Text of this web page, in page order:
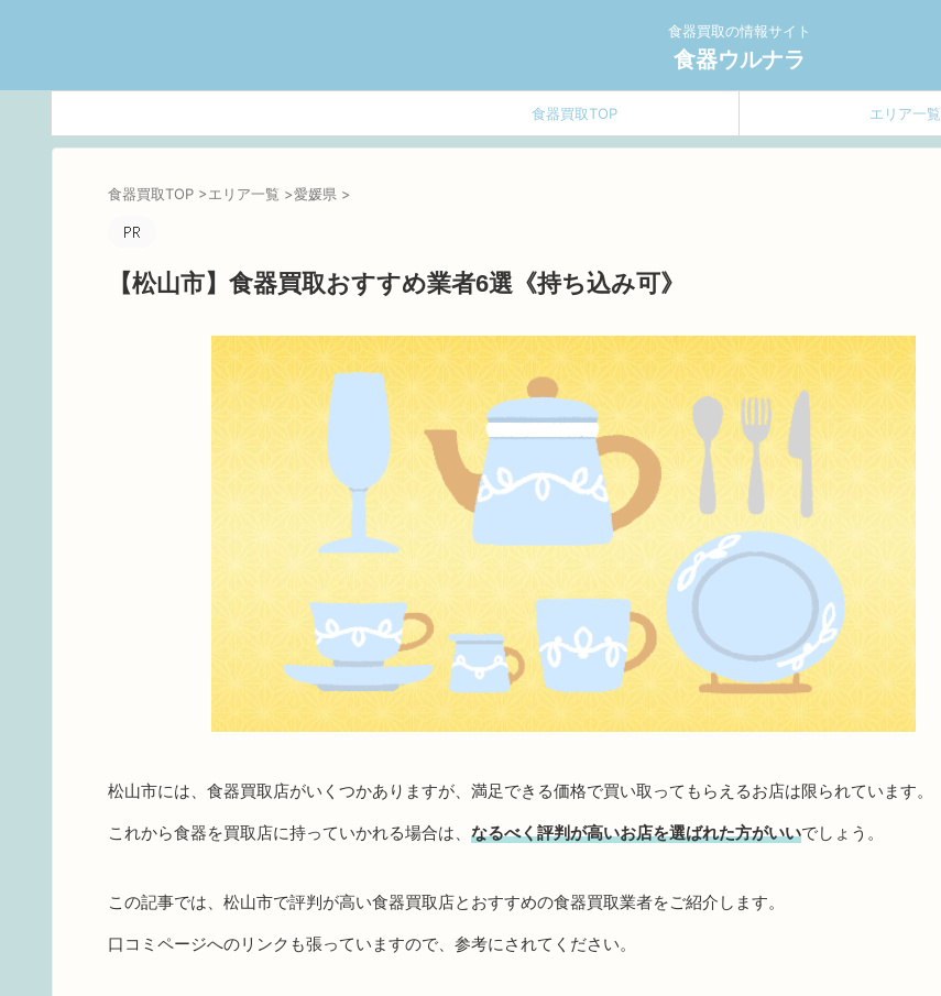
食器買取の情報サイト
食器ウルナラ
食器買取TOP エリア一覧
食器買取TOP >エリア一覧 >愛媛県 >
【松山市】食器買取おすすめ業者6選《持ち込み可》
松山市には、食器買取店がいくつかありますが、満足できる価格で買い取ってもらえるお店は限られています。
これから食器を買取店に持っていかれる場合は、 なるべく評判が高いお店を選ばれた方がいいでしょう。
この記事では、松山市で評判が高い食器買取店とおすすめの食器買取業者をご紹介します。
口コミページへのリンクも張っていますので、参考にされてください。